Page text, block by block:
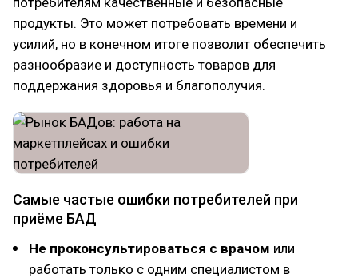
продукты. Это может потребовать времени и
усилий, но в конечном итоге позволит обеспечить
разнообразие и доступность товаров для
поддержания здоровья и благополучия.
Самые частые ошибки потребителей при
приёме БАД
Не проконсультироваться с врачом или
работать только с одним специалистом в